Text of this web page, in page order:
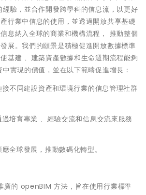
驗，並合作開發跨學科的信息流，以更好
行業中信息的使用，並透過開放共享基礎
息納入全球的商業和機構流程， 推動整個
展。我們的願景是積極促進開放數據標準
基建 、建築資產數據和生命週期流程能夠
實現的價值，並在以下範疇促進增長：
接不同建設資產和環境行業的信息管理社群
過培育專業 、經驗交流和信息交流來服務
全球發展，推動數碼化轉型。
廣的 openBIM 方法，旨在使用行業標準